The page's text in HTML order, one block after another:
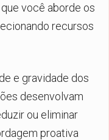
você aborde os
recursos
e gravidade dos
desenvolvam
ou eliminar
proativa